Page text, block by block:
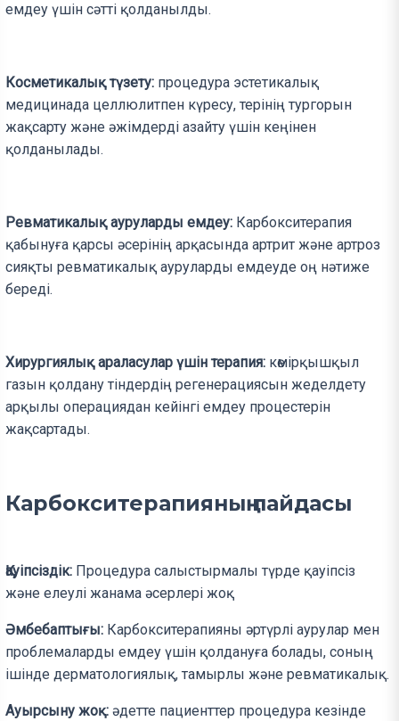
емдеу үшін сәтті қолданылды.
Косметикалық түзету: процедура эстетикалық
медицинада целлюлитпен күресу, терінің тургорын
жақсарту және әжімдерді азайту үшін кеңінен
қолданылады.
Ревматикалық ауруларды емдеу: Карбокситерапия
қабынуға қарсы әсерінің арқасында артрит және артроз
сияқты ревматикалық ауруларды емдеуде оң нәтиже
береді.
Хирургиялық араласулар үшін терапия: көмірқышқыл
газын қолдану тіндердің регенерациясын жеделдету
арқылы операциядан кейінгі емдеу процестерін
жақсартады.
Карбокситерапияның пайдасы
Қауіпсіздік: Процедура салыстырмалы түрде қауіпсіз
және елеулі жанама әсерлері жоқ
Әмбебаптығы: Карбокситерапияны әртүрлі аурулар мен
проблемаларды емдеу үшін қолдануға болады, соның
ішінде дерматологиялық, тамырлы және ревматикалық.
Ауырсыну жоқ:әдетте пациенттер процедура кезінде